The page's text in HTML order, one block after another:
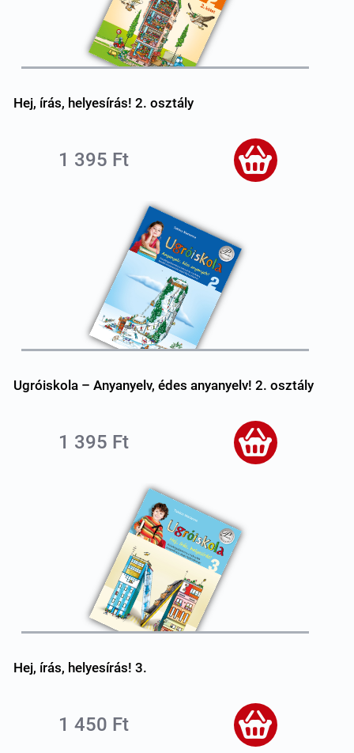
Hej, írás, helyesírás! 2. osztály
1 395 Ft
Ugróiskola – Anyanyelv, édes anyanyelv! 2. osztály
1 395 Ft
Hej, írás, helyesírás! 3.
1 450 Ft